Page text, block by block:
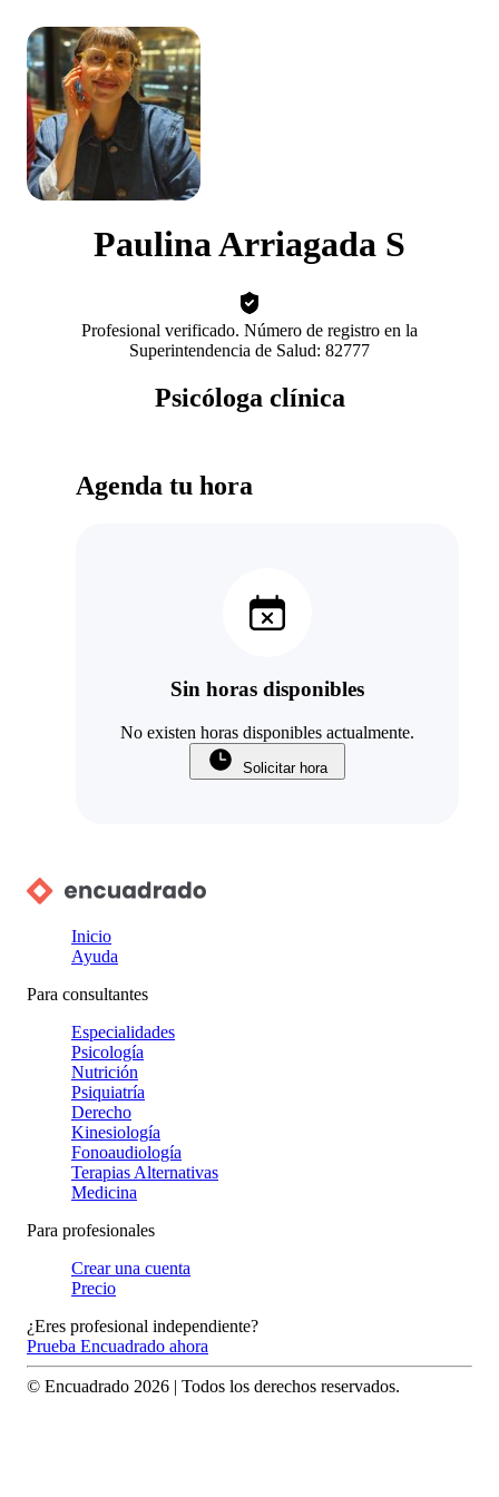
Paulina Arriagada S
Profesional verificado. Número de registro en la
Superintendencia de Salud: 82777
Psicóloga clínica
Agenda tu hora
Sin horas disponibles
No existen horas disponibles actualmente.
Solicitar hora
Inicio
Ayuda
Para consultantes
Especialidades
Psicología
Nutrición
Psiquiatría
Derecho
Kinesiología
Fonoaudiología
Terapias Alternativas
Medicina
Para profesionales
Crear una cuenta
Precio
¿Eres profesional independiente?
Prueba Encuadrado ahora
© Encuadrado 2026 | Todos los derechos reservados.